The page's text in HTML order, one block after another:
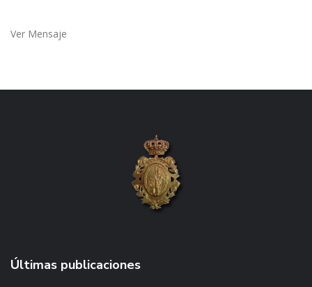
Ver Mensaje
Últimas publicaciones